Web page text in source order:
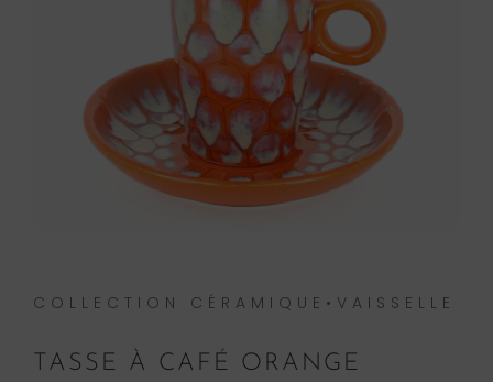
COLLECTION CÉRAMIQUE•VAISSELLE
TASSE À CAFÉ ORANGE